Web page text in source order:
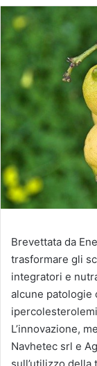
Brevettata da
trasformare gli
integratori e
alcune patologie
L’innovazione,
Navhetec srl e